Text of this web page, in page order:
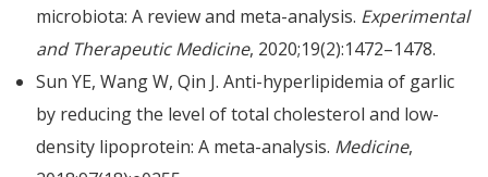
microbiota: A review and meta-analysis. Experimental
and Therapeutic Medicine, 2020;19(2):1472–1478.
Sun YE, Wang W, Qin J. Anti-hyperlipidemia of garlic
by reducing the level of total cholesterol and low-
density lipoprotein: A meta-analysis. Medicine,